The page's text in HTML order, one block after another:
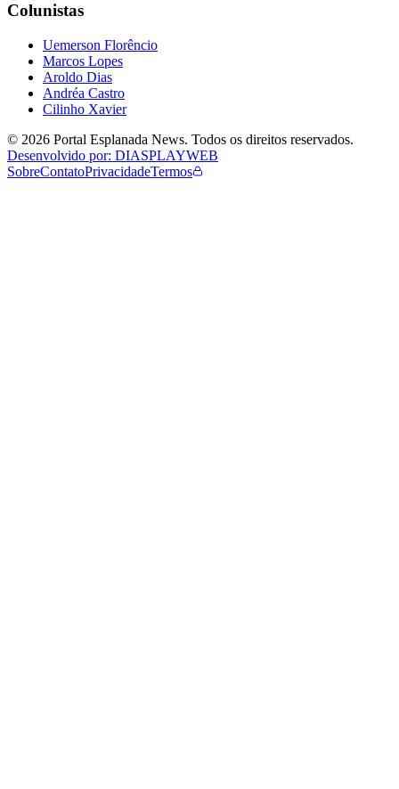
Colunistas
Uemerson Florêncio
Marcos Lopes
Aroldo Dias
Andréa Castro
Cilinho Xavier
© 2026 Portal Esplanada News. Todos os direitos reservados.
Desenvolvido por: DIASPLAYWEB
SobreContatoPrivacidadeTermos